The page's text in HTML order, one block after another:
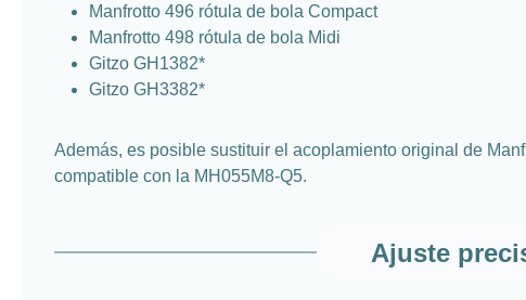
Manfrotto 496 rótula de bola Compact
Manfrotto 498 rótula de bola Midi
Gitzo GH1382*
Gitzo GH3382*
Además, es posible sustituir el acoplamiento original de
compatible con la MH055M8-Q5.
Ajuste